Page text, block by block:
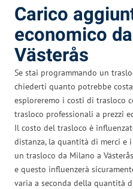
Carico
economico
Västerås
Se stai programmando un
chiederti quanto potrebbe
esploreremo i costi di trasloco
trasloco professionali a prezzi
Il costo del trasloco è
distanza, la quantità di merci e
un trasloco da Milano a
e questo influenzerà
varia a seconda della quantità